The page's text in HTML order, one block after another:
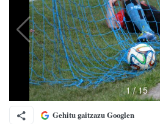
Gehitu gaitzazu Googlen